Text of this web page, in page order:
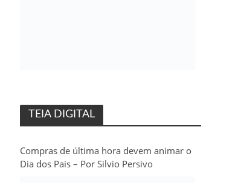
TEIA DIGITAL
Compras de última hora devem animar o
Dia dos Pais – Por Silvio Persivo